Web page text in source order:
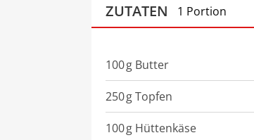
ZUTATEN 1 Portion
100g Butter
250gTopfen
100g Hüttenkäse